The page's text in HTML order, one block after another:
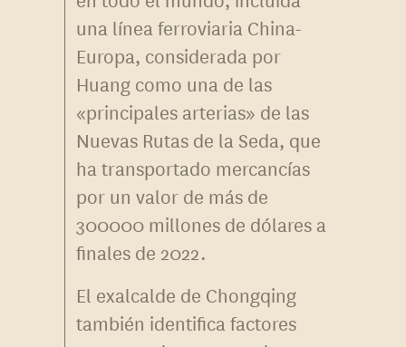
una línea ferroviaria China-
Europa, considerada por
Huang como una de las
«principales arterias» de las
Nuevas Rutas de la Seda, que
ha transportado mercancías
por un valor de más de
300000 millones de dólares a
finales de 2022.
El exalcalde de Chongqing
también identifica factores